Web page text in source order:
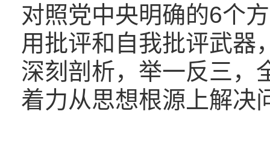
对照党中央明确的6个
用批评和自我批评武器
深刻剖析，举一反三，
着力从思想根源上解决